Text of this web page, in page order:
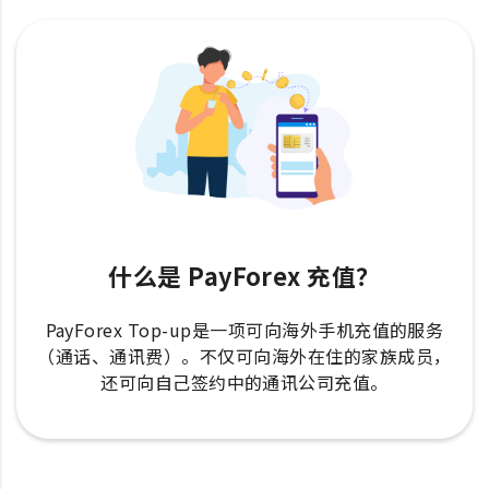
什么是 PayForex 充值？
PayForex Top-up是一项可向海外手机充值的服务
（通话、通讯费）。不仅可向海外在住的家族成员，
还可向自己签约中的通讯公司充值。